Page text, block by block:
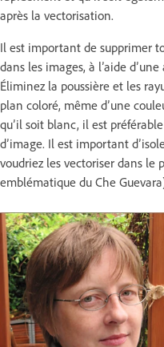
après la vectorisation.
Il est important de supprimer
dans les images, à l’aide
Éliminez la poussière et les
plan coloré, même d’une
qu’il soit blanc, il est
d’image. Il est important
voudriez les vectoriser dans le
emblématique du Che